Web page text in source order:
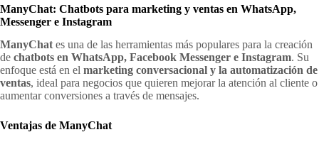
ManyChat: Chatbots para marketing y ventas en WhatsApp,
Messenger e Instagram
ManyChat es una de las herramientas más populares para la creación
de chatbots en WhatsApp, Facebook Messenger e Instagram. Su
enfoque está en el marketing conversacional y la automatización de
ventas, ideal para negocios que quieren mejorar la atención al cliente o
aumentar conversiones a través de mensajes.
Ventajas de ManyChat